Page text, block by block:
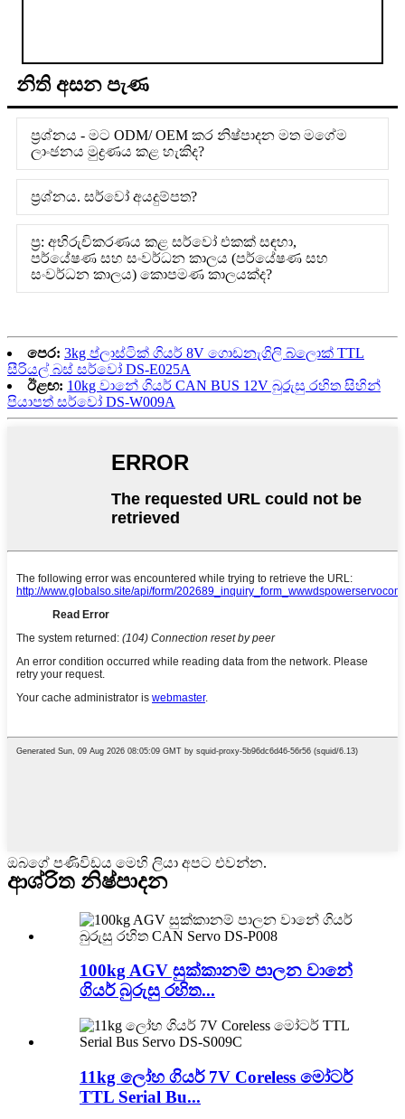
නිති අසන පැණ
ප්‍රශ්නය - මට ODM/ OEM කර නිෂ්පාදන මත මගේම
ලාංඡනය මුද්‍රණය කළ හැකිද?
ප්‍රශ්නය. සර්වෝ අයදුම්පත?
ප්‍ර: අභිරුචිකරණය කළ සර්වෝ එකක් සඳහා,
පර්යේෂණ සහ සංවර්ධන කාලය (පර්යේෂණ සහ
සංවර්ධන කාලය) කොපමණ කාලයක්ද?
පෙර: 3kg ප්ලාස්ටික් ගියර් 8V ගොඩනැගිලි බ්ලොක් TTL
සීරියල් බස් සර්වෝ DS-E025A
ඊළඟ: 10kg වානේ ගියර් CAN BUS 12V බුරුසු රහිත සිහින්
පියාපත් සර්වෝ DS-W009A
ඔබගේ පණිවිඩය මෙහි ලියා අපට එවන්න.
ආශ්රිත නිෂ්පාදන
100kg AGV සුක්කානම් පාලන වානේ
ගියර් බුරුසු රහිත...
11kg ලෝහ ගියර් 7V Coreless මෝටර්
TTL Serial Bu...